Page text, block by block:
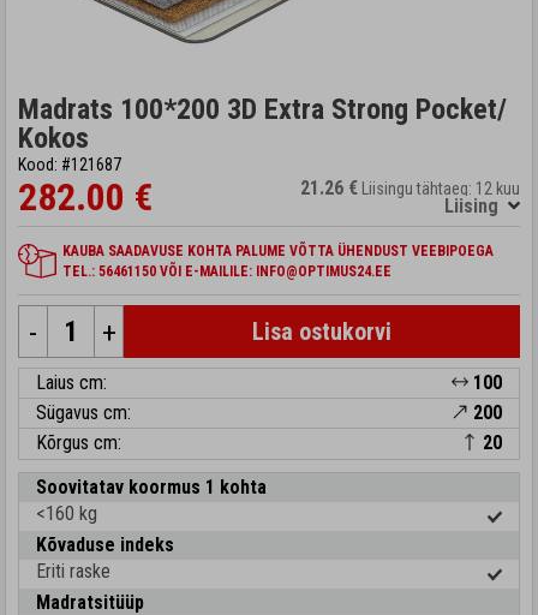
Madrats 100*200 3D Extra Strong Pocket/
Kokos
Kood: #121687
282.00 € 21.26 € Liisingu tähtaeg: 12 kuu
Liising
KAUBA SAADAVUSE KOHTA PALUME VÕTTA ÜHENDUST VEEBIPOEGA
TEL.: 56461150 VÕI E-MAILILE: INFO@OPTIMUS24.EE
- + Lisa ostukorvi
Laius cm:
100
Sügavus cm:
200
Kõrgus cm:
20
Soovitatav koormus 1 kohta
<160 kg
Kõvaduse indeks
Eriti raske
Madratsitüüp